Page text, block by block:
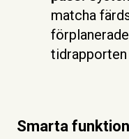
matcha
Smarta